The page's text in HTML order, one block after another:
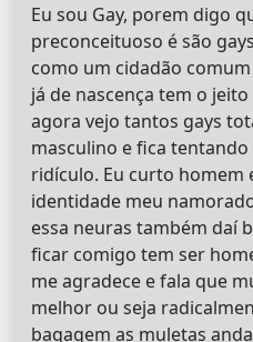
Eu sou Gay, porem digo
preconceituoso é são
como um cidadão
já de nascença tem o
agora vejo tantos gays
masculino e fica
ridículo. Eu curto homem
identidade meu
essa neuras também daí
ficar comigo tem ser
me agradece e fala que
melhor ou seja
bagagem as muletas